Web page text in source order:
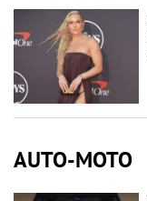
AUTO-MOTO